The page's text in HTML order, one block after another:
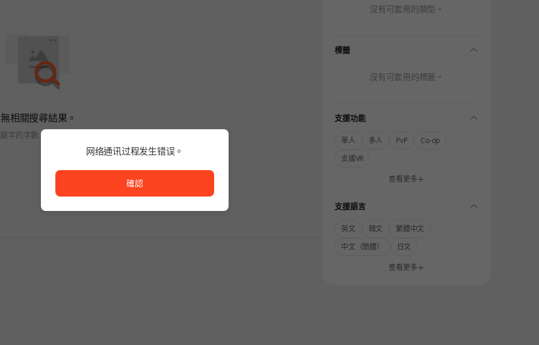
無相關搜尋結果。
字的字數，或變更搜尋條件。
沒有可套用的類型。
標籤 folding
沒有可套用的標籤。
支援功能 folding
單人 多人 PvP
Co-op
支援VR
查看更多
支援語言 folding
英文 韓文
繁體中文
中文（簡體）
日文
查看更多
网络通讯过程发生错误。
確認